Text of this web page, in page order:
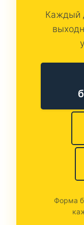
Каждый
Форма